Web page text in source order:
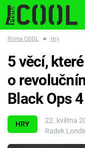
ESCAPE PLNEJ
Témata
Prima COOL ■ Hry
HRY
22. května
Radek
5 věcí,
o
Black Ops 4